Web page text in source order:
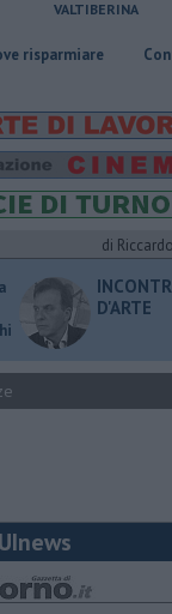
VALTIBERINA
Contagiata da
di
D'ARTE